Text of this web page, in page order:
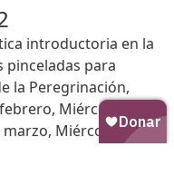
introductoria en la
pinceladas para
la Peregrinación,
Miércoles de
marzo, Miércoles